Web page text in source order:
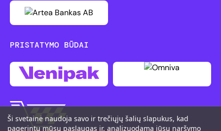
Ši svetainė naudoja savo ir trečiųjų šalių slapukus, kad
pagerintų mūsų paslaugas ir, analizuodama jūsų naršymo
PRISTATYMO BŪDAI